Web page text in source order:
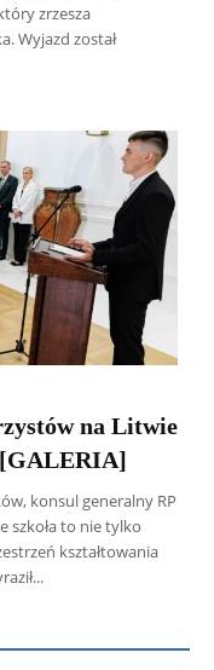
zrzesza
Wyjazd został
na Litwie
[GALERIA]
konsul generalny RP
szkoła to nie tylko
kształtowania
Antoni Radczenko
Grzegorz Górny
SDB